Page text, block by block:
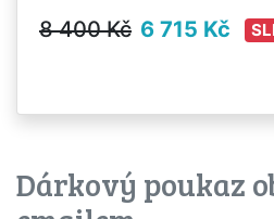
8 400 Kč 6 715 Kč
Dárkový poukaz